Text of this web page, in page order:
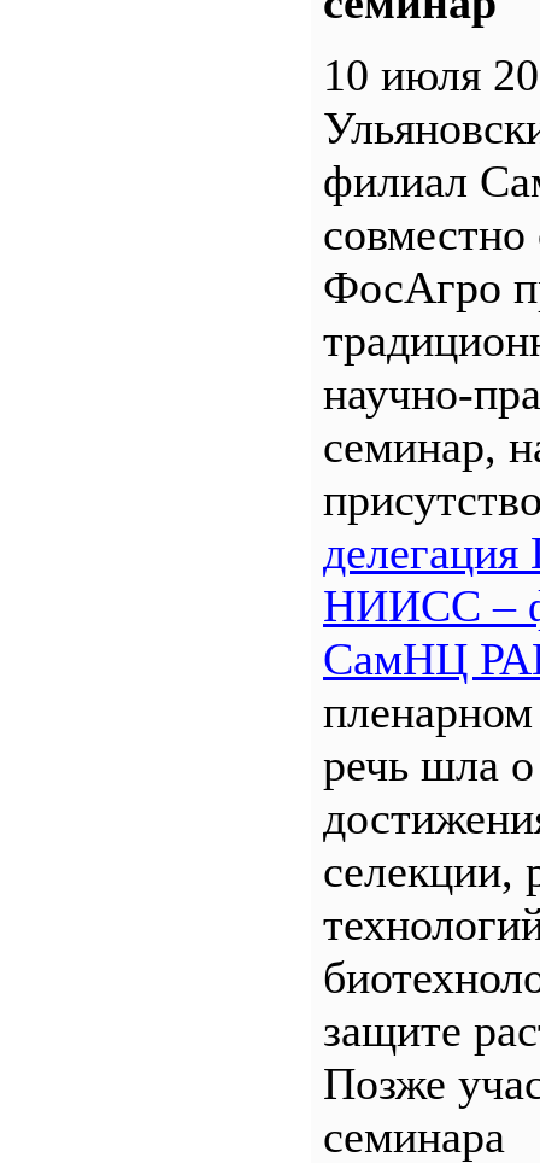
10 июля
филиал
ФосАгро
научно-
семинар,
НИИСС –
СамНЦ
пленарном
речь шла
селекции,
защите
Позже
семинара